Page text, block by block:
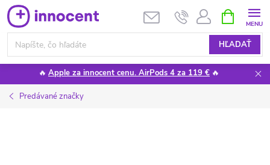
Prejsť
na
obsah
HĽADAŤ
KOŠÍK
🔥 Apple za innocent cenu. AirPods 4 za 119 € 🔥
Predávané značky